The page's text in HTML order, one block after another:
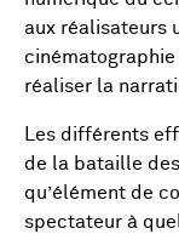
aux réalisateurs
réaliser la
Les différents
de la bataille
qu’élément de
spectateur à